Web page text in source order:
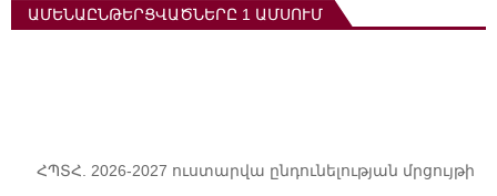
ԱՄԵՆԱԸՆԹԵՐՑՎԱԾՆԵՐԸ 1 ԱՄՍՈՒՄ
ՀՊՏՀ. 2026-2027 ուստարվա ընդունելության մրցույթի